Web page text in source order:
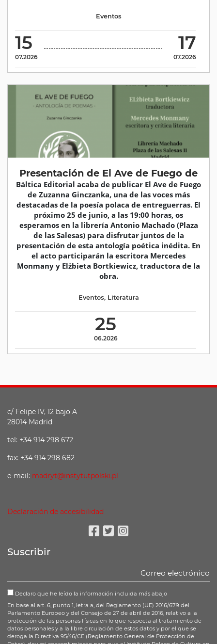
15
07.2026
17
07.2026
Eventos
Presentación de El Ave de Fuego de
Báltica Editorial acaba de publicar El Ave de Fuego
de Zuzanna Ginczanka, una de las voces más
destacadas de la poesía polaca de entreguerras. El
próximo 25 de junio, a las 19:00 horas, os
esperamos en la librería Antonio Machado (Plaza
de las Salesas) para disfrutar juntos de la
presentación de esta antología poética inédita. En
el acto participarán la escritora Mercedes
Monmany y Elżbieta Bortkiewicz, traductora de la
obra.
25
06.2026
Eventos, Literatura
c/ Felipe IV, 12 bajo A
28014 Madrid
tel: +34 914 298 672
fax: +34 914 298 682
e-mail: madryt@instytutpolski.pl
Declaración de accesibilidad
Suscribir
Declaro que he leído la información incluida más abajo
En base al art. 6, punto 1, letra a, del Reglamento (UE) 2016/679 del
Parlamento Europeo y del Consejo de 27 de abril de 2016, relativo a la
protección de las personas físicas en lo que respecta al tratamiento de
datos personales y a la libre circulación de estos datos y por el que se
deroga la Directiva 95/46/CE (Reglamento General de Protección de